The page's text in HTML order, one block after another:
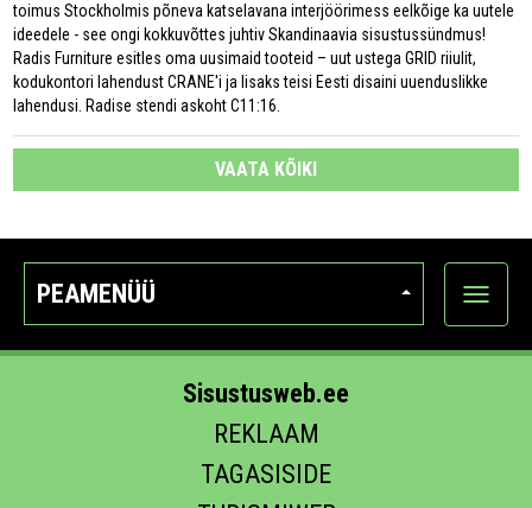
toimus Stockholmis põneva katselavana interjöörimess eelkõige ka uutele
ideedele - see ongi kokkuvõttes juhtiv Skandinaavia sisustussündmus!
Radis Furniture esitles oma uusimaid tooteid – uut ustega GRID riiulit,
kodukontori lahendust CRANE'i ja lisaks teisi Eesti disaini uuenduslikke
lahendusi. Radise stendi askoht C11:16.
VAATA KÕIKI
PEAMENÜÜ
Ava
Sisustusweb.ee
REKLAAM
TAGASISIDE